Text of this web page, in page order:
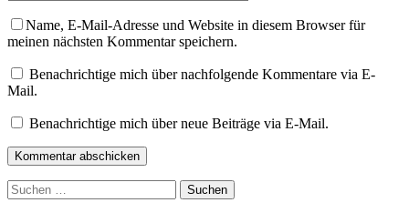
Name, E-Mail-Adresse und Website in diesem Browser für
meinen nächsten Kommentar speichern.
Benachrichtige mich über nachfolgende Kommentare via E-
Mail.
Benachrichtige mich über neue Beiträge via E-Mail.
Suchen
nach: